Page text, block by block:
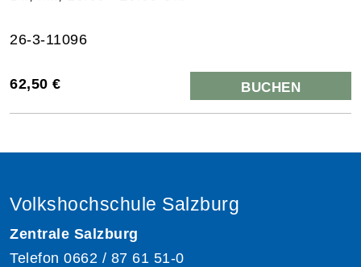
26-3-11096
62,50 € BUCHEN
Volkshochschule Salzburg
Zentrale Salzburg
Telefon 0662 / 87 61 51-0